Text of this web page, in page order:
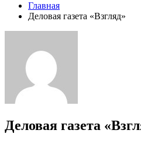
Главная
Деловая газета «Взгляд»
Деловая газета